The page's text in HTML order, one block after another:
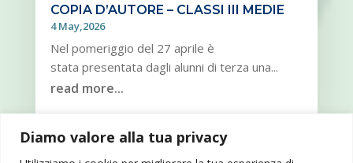
Diamo valore alla tua privacy
COPIA D’AUTORE – CLASSI III MEDIE
4 May,2026
Nel pomeriggio del 27 aprile è
stata presentata dagli alunni di terza una...
read more...